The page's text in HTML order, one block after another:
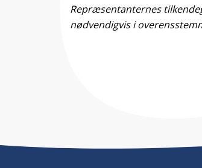
Repræsentanternes
nødvendigvis i